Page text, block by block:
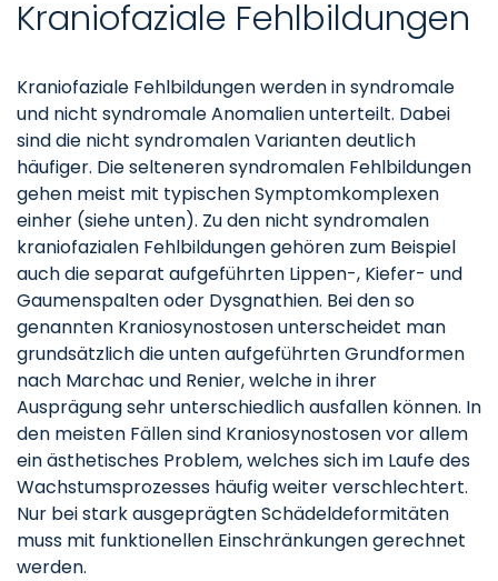
Kraniofaziale Fehlbildungen
Kraniofaziale Fehlbildungen werden in syndromale
und nicht syndromale Anomalien unterteilt. Dabei
sind die nicht syndromalen Varianten deutlich
häufiger. Die selteneren syndromalen Fehlbildungen
gehen meist mit typischen Symptomkomplexen
einher (siehe unten). Zu den nicht syndromalen
kraniofazialen Fehlbildungen gehören zum Beispiel
auch die separat aufgeführten Lippen-, Kiefer- und
Gaumenspalten oder Dysgnathien. Bei den so
genannten Kraniosynostosen unterscheidet man
grundsätzlich die unten aufgeführten Grundformen
nach Marchac und Renier, welche in ihrer
Ausprägung sehr unterschiedlich ausfallen können. In
den meisten Fällen sind Kraniosynostosen vor allem
ein ästhetisches Problem, welches sich im Laufe des
Wachstumsprozesses häufig weiter verschlechtert.
Nur bei stark ausgeprägten Schädeldeformitäten
muss mit funktionellen Einschränkungen gerechnet
werden.